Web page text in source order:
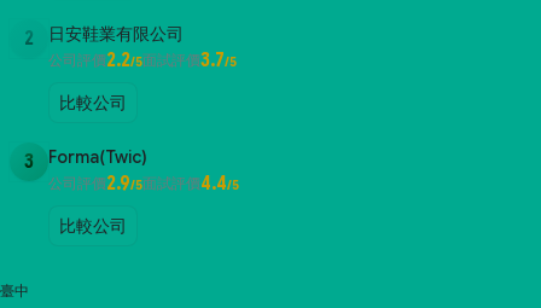
2 日安鞋業有限公司
公司評價2.2/5面試評價3.7/5
比較公司
3 Forma(Twic)
公司評價2.9/5面試評價4.4/5
比較公司
臺中